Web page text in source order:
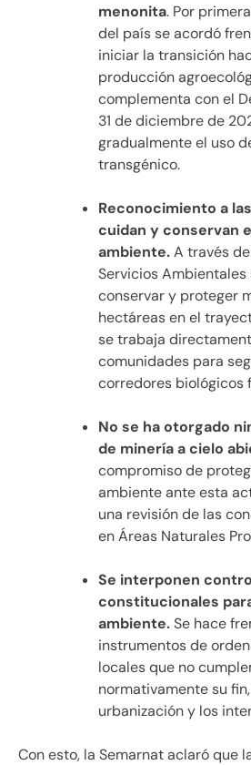
menonita. Por
del país se acordó
iniciar la transición
producción
complementa con el
31 de diciembre de
gradualmente el uso
transgénico.
Reconocimiento a
cuidan y conservan
ambiente.A través
Servicios Ambientales
conservar y proteger
hectáreas en el
se trabaja
comunidades para
corredores biológicos
No se ha otorgado
de minería a cielo
compromiso de
ambiente ante esta
una revisión de las
en Áreas Naturales
Se interponen
constitucionales
ambiente.Se hace
instrumentos de
locales que no
normativamente su
urbanización y los
Con esto, la Semarnat aclaró que